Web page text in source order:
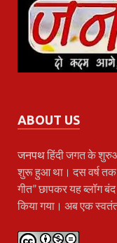
ABOUT US
जनपथहिंदी जगत के
शुरू हुआ था। दस वर्ष तक
गीत” छापकर यह ब्लॉग
किया गया। अब एक